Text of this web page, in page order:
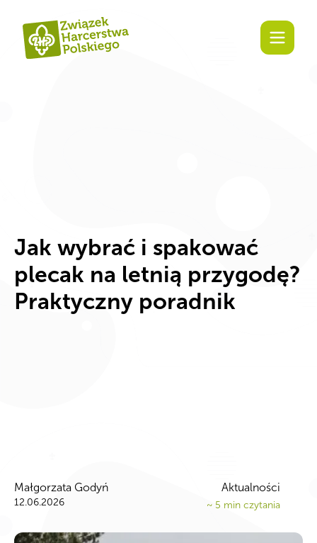
Jak wybrać i spakować
plecak na letnią przygodę?
Praktyczny poradnik
Małgorzata Godyń
12.06.2026
Aktualności
~ 5 min czytania